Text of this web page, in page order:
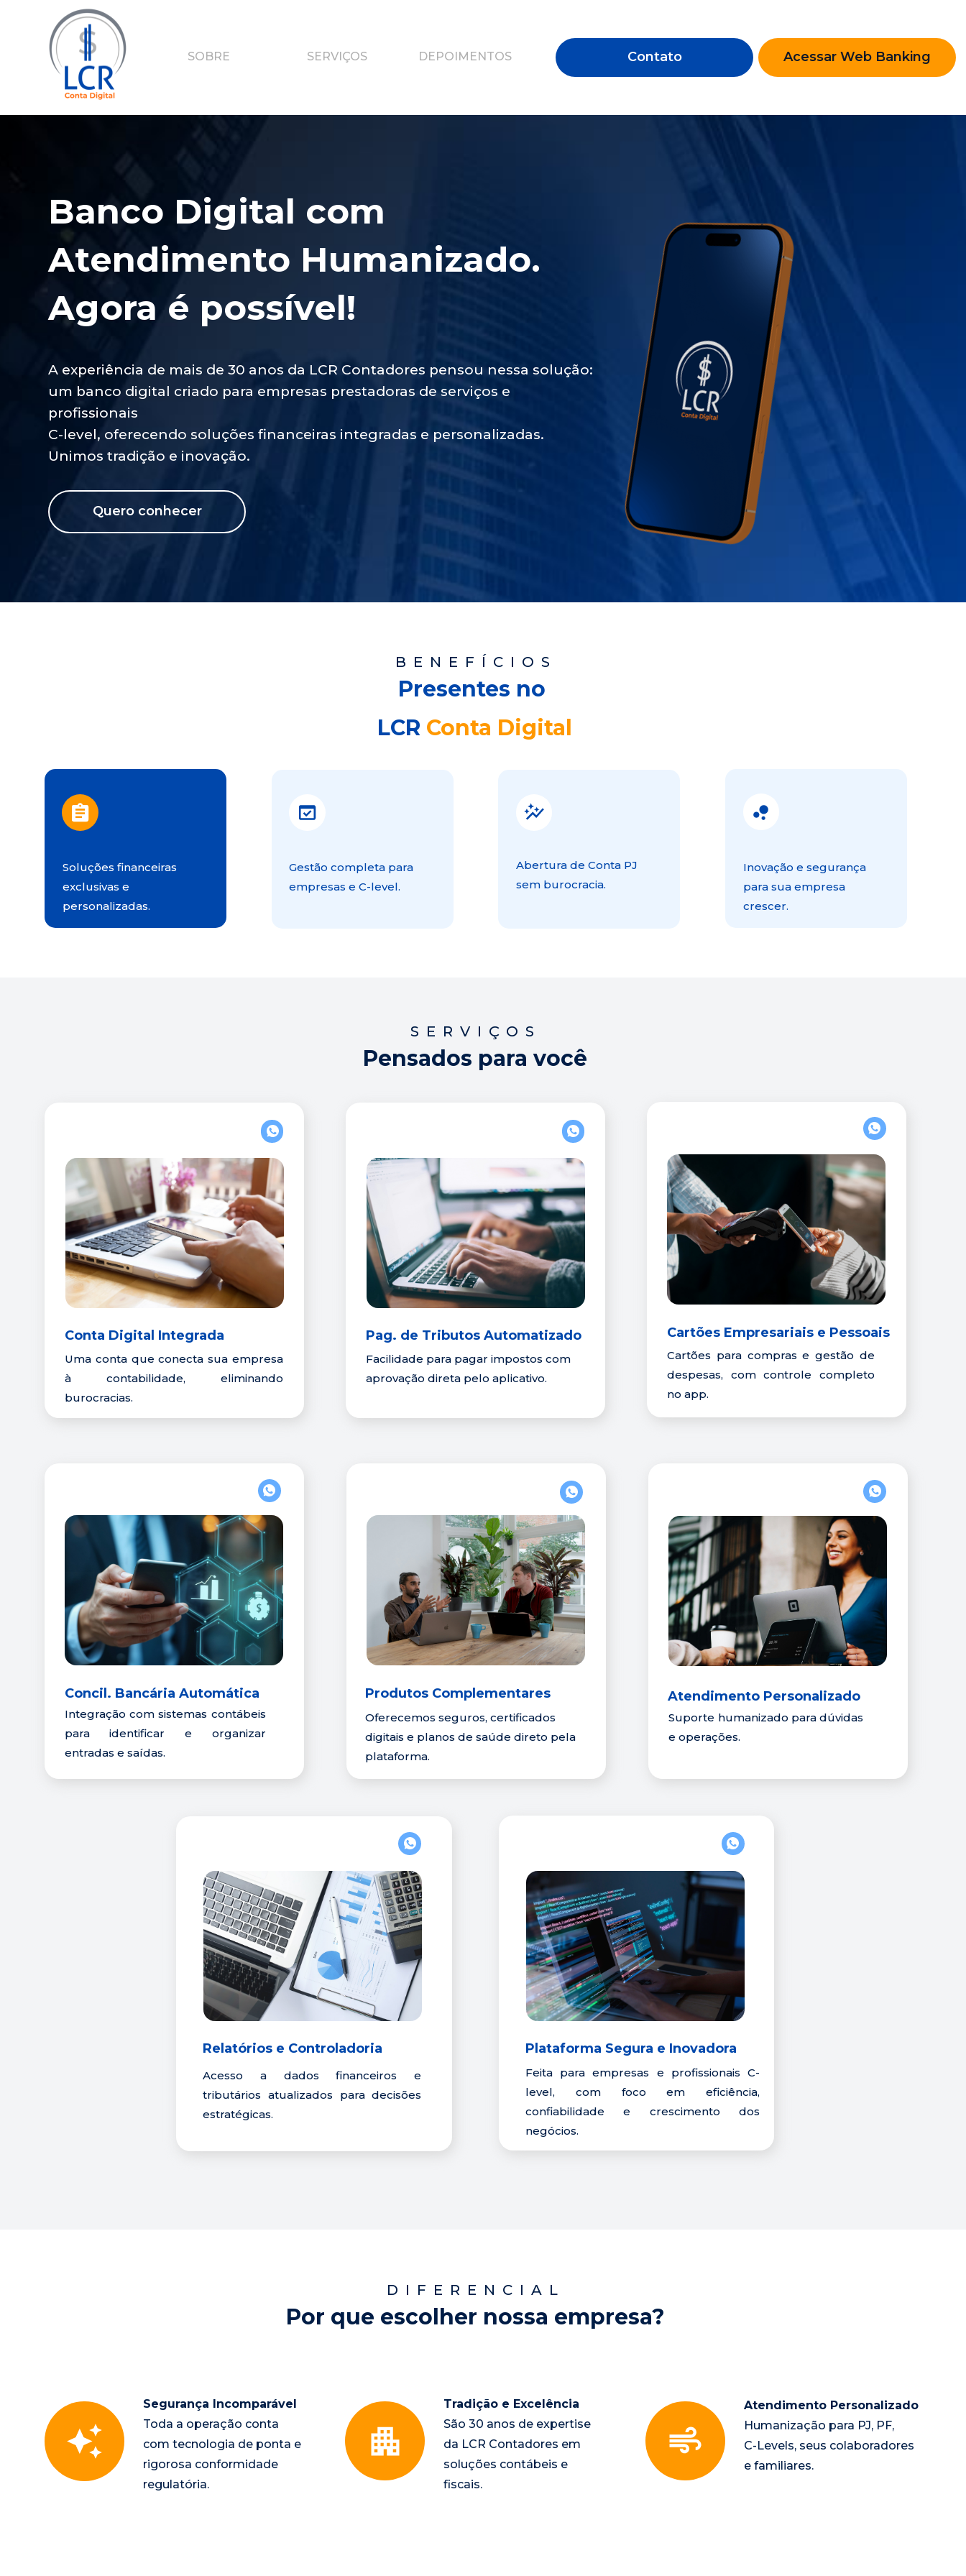
Contato Acessar Web Banking
DEPOIMENTOS
SERVIÇOS
SOBRE
Atendimento Humanizado.
Agora é possível!
um banco digital criado para empresas prestadoras de serviços e
profissionais
C-level, oferecendo soluções financeiras integradas e personalizadas.
Unimos tradição e inovação.
Quero conhecer
BENEFÍCIOS
Presentes no
LCR Conta Digital
Abertura de Conta PJ
sem burocracia.
Soluções financeiras
exclusivas e
personalizadas.
Gestão completa para
empresas e C-level.
Inovação e segurança
para sua empresa
crescer.
SERVIÇOS
Pensados para você
Cartões Empresariais e Pessoais
Conta Digital Integrada Pag. de Tributos Automatizado
Cartões para compras e gestão de
despesas, com controle completo
no app.
Uma conta que conecta sua empresa
à contabilidade, eliminando
burocracias.
Facilidade para pagar impostos com
aprovação direta pelo aplicativo.
Concil. Bancária Automática Produtos Complementares Atendimento Personalizado
Integração com sistemas contábeis
para identificar e organizar
entradas e saídas.
Oferecemos seguros, certificados
digitais e planos de saúde direto pela
plataforma.
Suporte humanizado para dúvidas
e operações.
Plataforma Segura e Inovadora
Relatórios e Controladoria
Feita para empresas e profissionais C-
level, com foco em eficiência,
confiabilidade e crescimento dos
negócios.
Acesso a dados financeiros e
tributários atualizados para decisões
estratégicas.
DIFERENCIAL
Por que escolher nossa empresa?
Segurança Incomparável
Toda a operação conta
com tecnologia de ponta e
rigorosa conformidade
regulatória.
Tradição e Excelência
São 30 anos de expertise
da LCR Contadores em
soluções contábeis e
fiscais.
Atendimento Personalizado
Humanização para PJ, PF,
C-Levels, seus colaboradores
e familiares.